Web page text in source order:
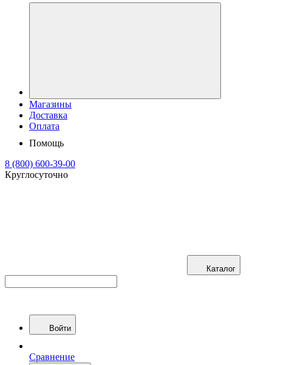
Магазины
Доставка
Оплата
Помощь
8 (800) 600-39-00
Круглосуточно
Каталог
Войти
Сравнение